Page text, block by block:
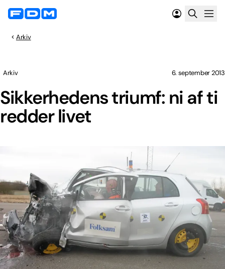
Arkiv
Sikkerhedens triumf: ni af ti
redder livet
Arkiv 6. september 2013